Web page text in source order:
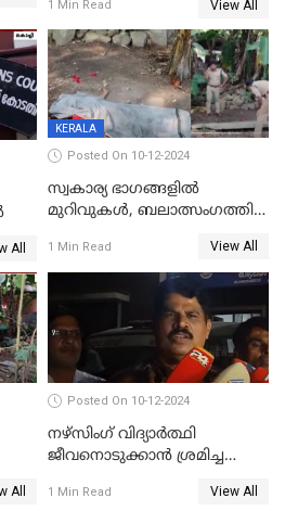
1 Min Read View All
All
KERALA
Posted On 10-12-2024
സ്വകാര്യ ഭാഗങ്ങളിൽ
മുറിവുകൾ, ബലാത്സംഗത്തിന്
കൊലപാതകത്തില്‍
പോസ്റ്റ്‌മോർട്ടം റിപ്പോർട്ട്
1 Min Read View All
All
Posted On 10-12-2024
നഴ്‌സിംഗ് വിദ്യാർത്ഥി
ജീവനൊടുക്കാന്‍ ശ്രമിച്ച
മാറ്റിയതായി മൻസൂർ
1 Min Read View All